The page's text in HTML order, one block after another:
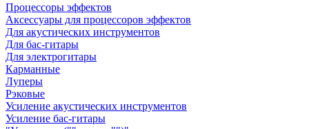
Процессоры эффектов
Аксессуары для процессоров эффектов
Для акустических инструментов
Для бас-гитары
Для электрогитары
Карманные
Луперы
Рэковые
Усиление акустических инструментов
Усиление бас-гитары